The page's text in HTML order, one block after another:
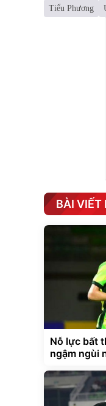
Tiểu Phương
BÀI VIẾT
Nỗ lực bất
ngậm ngùi